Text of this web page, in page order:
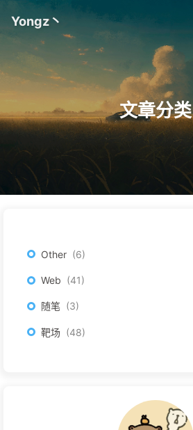
Yongz丶
文章分类
Other 6
Web 41
随笔 3
靶场 48